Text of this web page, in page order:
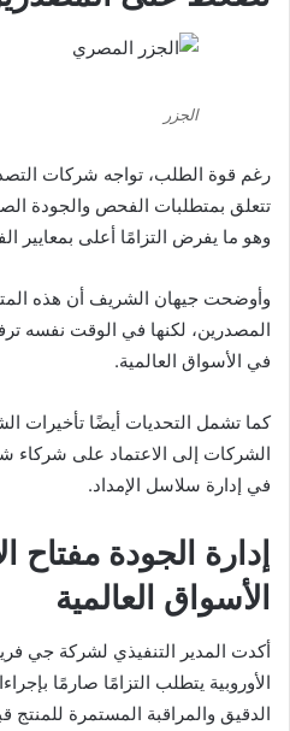
الجزر
رغم قوة الطلب، تواجه شركات
تتعلق بمتطلبات الفحص والجودة
وهو ما يفرض التزامًا أعلى بمعايير
وأوضحت جيهان الشريف أن هذه
المصدرين، لكنها في الوقت نفسه
في الأسواق العالمية.
كما تشمل التحديات أيضًا تأخيرات
الشركات إلى الاعتماد على شركاء
في إدارة سلاسل الإمداد.
إدارة الجودة مفتاح
الأسواق العالمية
أكدت المدير التنفيذي لشركة جي
الأوروبية يتطلب التزامًا صارمًا
الدقيق والمراقبة المستمرة للمنتج